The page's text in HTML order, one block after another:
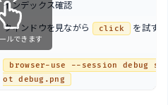
インデックス確認
ウィンドウを見ながら click を試す
browser-use --session debug
ot debug.png
ルできます